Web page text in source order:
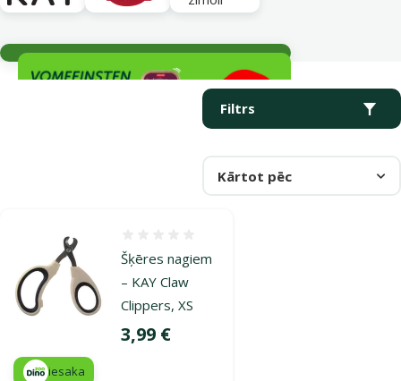
Filtrs
Kārtot pēc
Šķēres nagiem
– KAY Claw
Clippers, XS
Cena
3,99 €
iesaka